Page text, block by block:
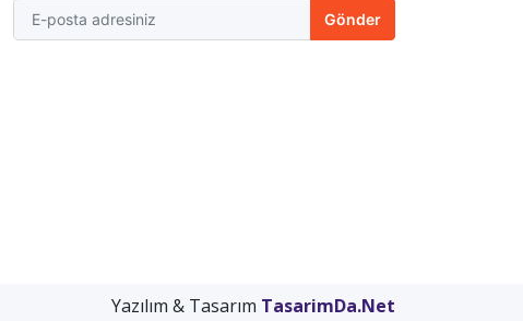
Gönder
Yazılım & Tasarım TasarimDa.Net